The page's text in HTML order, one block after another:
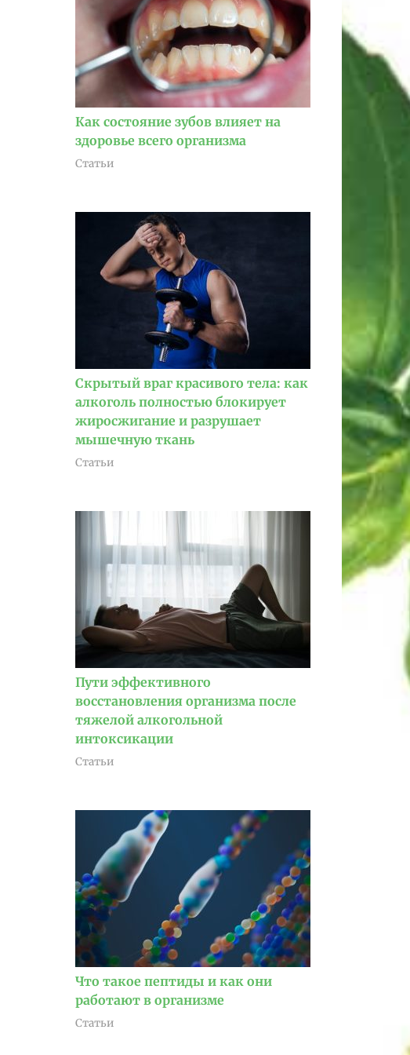
Как состояние зубов влияет на
здоровье всего организма
Статьи
Скрытый враг красивого тела: как
алкоголь полностью блокирует
жиросжигание и разрушает
мышечную ткань
Статьи
Пути эффективного
восстановления организма после
тяжелой алкогольной
интоксикации
Статьи
Что такое пептиды и как они
работают в организме
Статьи